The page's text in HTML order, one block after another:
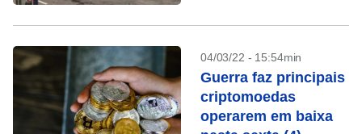
04/03/22 - 15:54min
Guerra faz principais
criptomoedas
operarem em baixa